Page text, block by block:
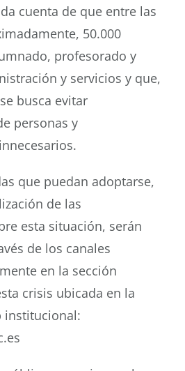
cuenta de que entre las
50.000
profesorado y
y servicios y que,
busca evitar
personas y
que puedan adoptarse,
de las
esta situación, serán
de los canales
en la sección
crisis ubicada en la
institucional: